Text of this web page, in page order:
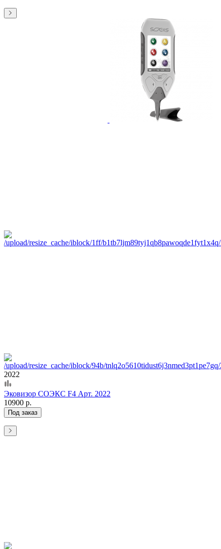
2022
Эковизор СОЭКС F4 Арт. 2022
10900 р.
Под заказ